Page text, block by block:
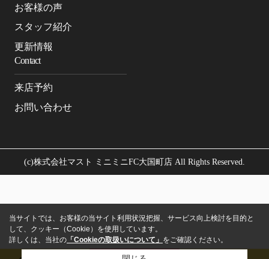
お客様の声
スタッフ紹介
更新情報
Contact
来店予約
お問い合わせ
(c)株式会社マスト ミニミニFC大国町店 All Rights Reserved.
当サイトでは、お客様の当サイト利用状況把握、サービス向上検討を目的と
して、クッキー（Cookie）を使用しています。
詳しくは、当社の 「Cookieの取扱いについて」 をご確認ください。